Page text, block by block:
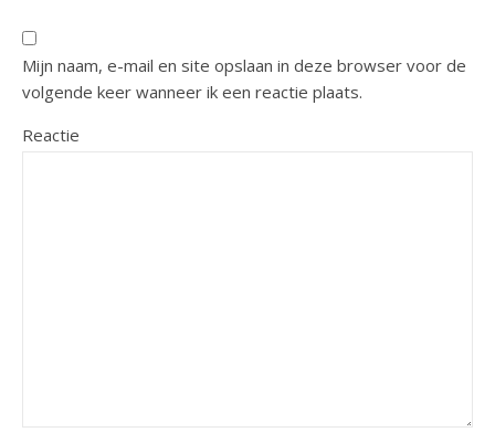
Mijn naam, e-mail en site opslaan in deze browser voor de
volgende keer wanneer ik een reactie plaats.
Reactie